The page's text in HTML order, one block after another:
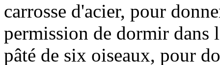
carrosse d'acier, pour
permission de dormir dans
pâté de six oiseaux, pour